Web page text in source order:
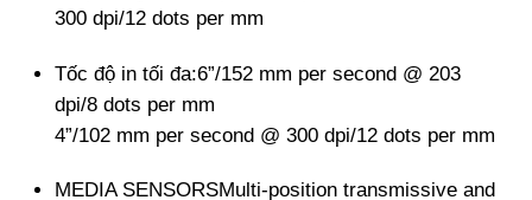
300 dpi/12 dots per mm
Tốc độ in tối đa:6”/152 mm per second @ 203
dpi/8 dots per mm
4”/102 mm per second @ 300 dpi/12 dots per mm
MEDIA SENSORSMulti-position transmissive and